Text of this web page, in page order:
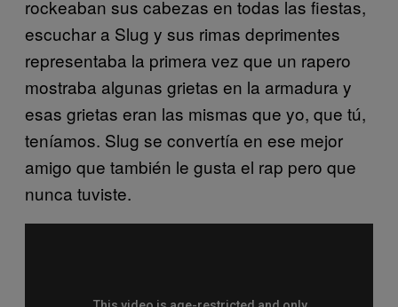
rockeaban sus cabezas en todas las fiestas,
escuchar a Slug y sus rimas deprimentes
representaba la primera vez que un rapero
mostraba algunas grietas en la armadura y
esas grietas eran las mismas que yo, que tú,
teníamos. Slug se convertía en ese mejor
amigo que también le gusta el rap pero que
nunca tuviste.